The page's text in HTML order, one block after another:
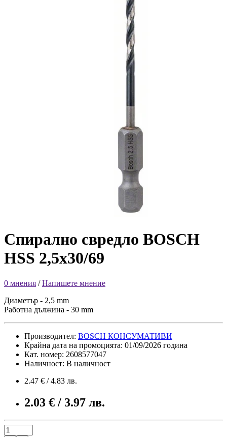
Спирално свредло BOSCH
HSS 2,5x30/69
0 мнения /Напишете мнение
Диаметър - 2,5 mm
Работна дължина - 30 mm
Производител: BOSCH КОНСУМАТИВИ
Крайна дата на промоцията: 01/09/2026 година
Кат. номер: 2608577047
Наличност: В наличност
2.47 € / 4.83 лв.
2.03 € / 3.97 лв.